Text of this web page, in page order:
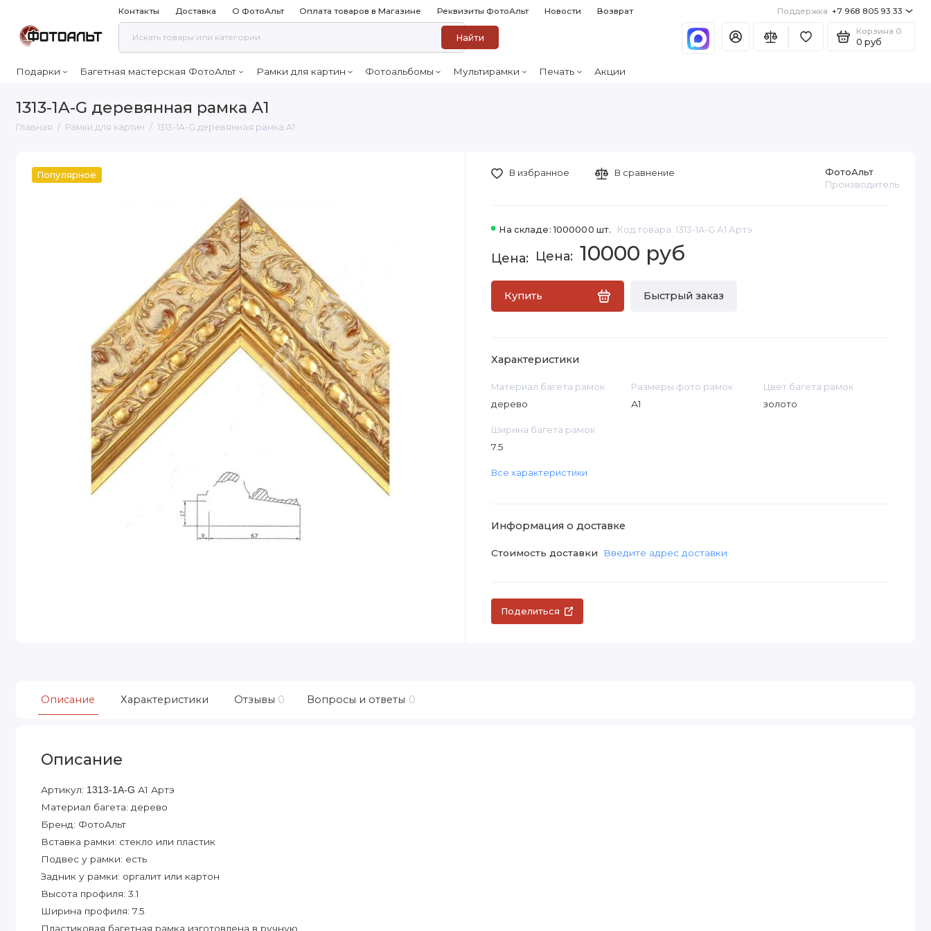
Контакты Доставка О ФотоАльт Оплата товаров в Магазине Реквизиты ФотоАльт Новости Возврат Поддержка +7 968 805 93 33
Найти
Корзина 0
0 руб
Подарки Багетная мастерская ФотоАльт Рамки для картин Фотоальбомы Мультирамки Печать Акции
1313-1A-G деревянная рамка А1
Главная Рамки для картин 1313-1A-G деревянная рамка А1
Популярное
На складе: 1000000 шт. Код товара: 1313-1A-G А1 Артэ
ФотоАльт
Производитель
10000 руб
Купить Быстрый заказ
В избранное В сравнение
Характеристики
Материал багета рамок
дерево
Размеры фото рамок
А1
Цвет багета рамок
золото
Ширина багета рамок
7.5
Все характеристики
Информация о доставке
Стоимость доставки Введите адрес доставки
Поделиться
Описание Характеристики Отзывы 0 Вопросы и ответы 0
Описание
Артикул: 1313-1A-G А1 Артэ
Материал багета: дерево
Бренд: ФотоАльт
Вставка рамки: стекло или пластик
Подвес у рамки: есть
Задник у рамки: оргалит или картон
Высота профиля: 3.1
Ширина профиля: 7.5
Пластиковая багетная рамка изготовлена в ручную.